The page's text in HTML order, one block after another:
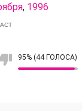
, 1996
95% (44 ГОЛОСА)